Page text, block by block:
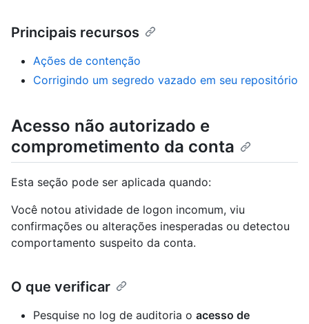
Principais recursos
Ações de contenção
Corrigindo um segredo vazado em seu repositório
Acesso não autorizado e
comprometimento da conta
Esta seção pode ser aplicada quando:
Você notou atividade de logon incomum, viu
confirmações ou alterações inesperadas ou detectou
comportamento suspeito da conta.
O que verificar
Pesquise no log de auditoria o acesso de